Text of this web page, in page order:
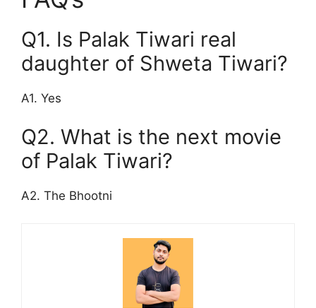
Q1. Is Palak Tiwari real
daughter of Shweta Tiwari?
A1. Yes
Q2. What is the next movie
of Palak Tiwari?
A2. The Bhootni